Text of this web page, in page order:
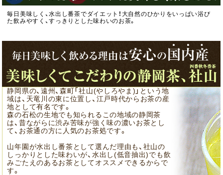
毎日美味しく、水出し番茶でダイエット！大自然のひかりをいっぱい浴び
た飲みやすく、すっきりとした味わいのお茶。
静岡県の、遠州、森町「社山(やしろやま)」という地
域は、天竜川の東に位置し、江戸時代からお茶の産
地として有名です。
森の石松の生地でも知られるこの地域の静岡茶
は、昔ながらに渋み苦味が強く味の濃いお茶とし
て、お茶通の方に人気のお茶処です。
山年園が水出し番茶として選んだ理由も、社山の
しっかりとした味わいが、水出し(低音抽出)でも飲
みごたえのあるお茶としてオススメできるからで
す。